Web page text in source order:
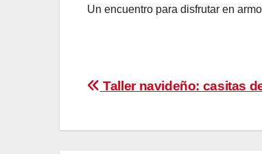
Un encuentro para disfrutar en
Navegación
Taller navideño: casitas